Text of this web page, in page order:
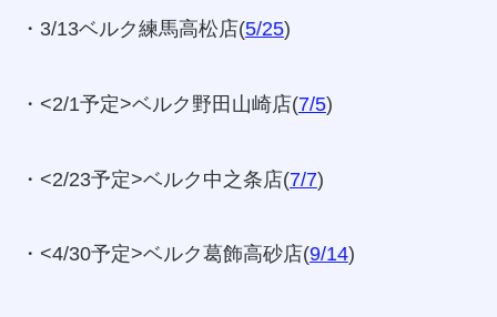
・3/13ベルク練馬高松店(5/25)
・<2/1予定>ベルク野田山崎店(7/5)
・<2/23予定>ベルク中之条店(7/7)
・<4/30予定>ベルク葛飾高砂店(9/14)